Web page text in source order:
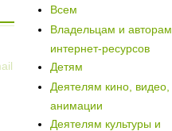
Всем
Владельцам и авторам
интернет-ресурсов
Детям
Деятелям кино, видео,
анимации
Деятелям культуры и